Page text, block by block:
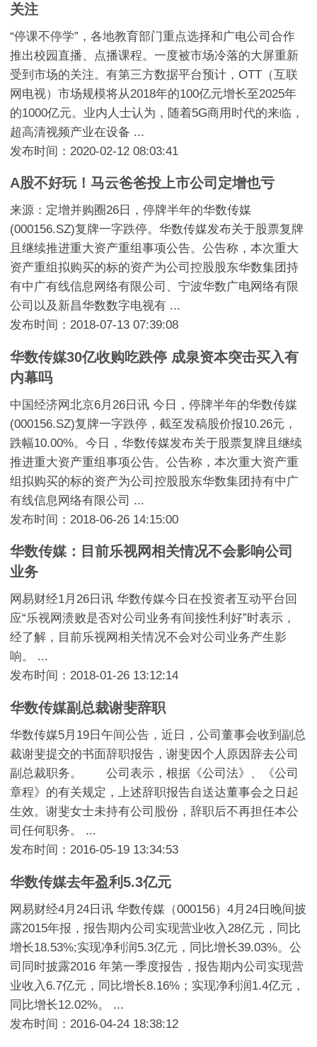
关注
“停课不停学”，各地教育部门重点选择和广电公司合作
推出校园直播、点播课程。一度被市场冷落的大屏重新
受到市场的关注。有第三方数据平台预计，OTT（互联
网电视）市场规模将从2018年的100亿元增长至2025年
的1000亿元。业内人士认为，随着5G商用时代的来临，
超高清视频产业在设备 ...
发布时间：2020-02-12 08:03:41
A股不好玩！马云爸爸投上市公司定增也亏
来源：定增并购圈26日，停牌半年的华数传媒
(000156.SZ)复牌一字跌停。华数传媒发布关于股票复牌
且继续推进重大资产重组事项公告。公告称，本次重大
资产重组拟购买的标的资产为公司控股股东华数集团持
有中广有线信息网络有限公司、宁波华数广电网络有限
公司以及新昌华数数字电视有 ...
发布时间：2018-07-13 07:39:08
华数传媒30亿收购吃跌停 成泉资本突击买入有
内幕吗
中国经济网北京6月26日讯 今日，停牌半年的华数传媒
(000156.SZ)复牌一字跌停，截至发稿股价报10.26元，
跌幅10.00%。今日，华数传媒发布关于股票复牌且继续
推进重大资产重组事项公告。公告称，本次重大资产重
组拟购买的标的资产为公司控股股东华数集团持有中广
有线信息网络有限公司 ...
发布时间：2018-06-26 14:15:00
华数传媒：目前乐视网相关情况不会影响公司
业务
网易财经1月26日讯 华数传媒今日在投资者互动平台回
应“乐视网溃败是否对公司业务有间接性利好”时表示，
经了解，目前乐视网相关情况不会对公司业务产生影
响。 ...
发布时间：2018-01-26 13:12:14
华数传媒副总裁谢斐辞职
华数传媒5月19日午间公告，近日，公司董事会收到副总
裁谢斐提交的书面辞职报告，谢斐因个人原因辞去公司
副总裁职务。 公司表示，根据《公司法》、《公司
章程》的有关规定，上述辞职报告自送达董事会之日起
生效。谢斐女士未持有公司股份，辞职后不再担任本公
司任何职务。 ...
发布时间：2016-05-19 13:34:53
华数传媒去年盈利5.3亿元
网易财经4月24日讯 华数传媒（000156）4月24日晚间披
露2015年报，报告期内公司实现营业收入28亿元，同比
增长18.53%;实现净利润5.3亿元，同比增长39.03%。公
司同时披露2016 年第一季度报告，报告期内公司实现营
业收入6.7亿元，同比增长8.16%；实现净利润1.4亿元，
同比增长12.02%。 ...
发布时间：2016-04-24 18:38:12